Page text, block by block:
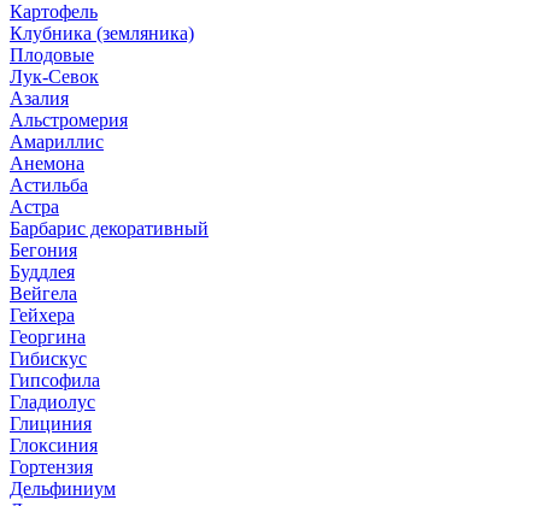
Картофель
Клубника (земляника)
Плодовые
Лук-Севок
Азалия
Альстромерия
Амариллис
Анемона
Астильба
Астра
Барбарис декоративный
Бегония
Буддлея
Вейгела
Гейхера
Георгина
Гибискус
Гипсофила
Гладиолус
Глициния
Глоксиния
Гортензия
Дельфиниум